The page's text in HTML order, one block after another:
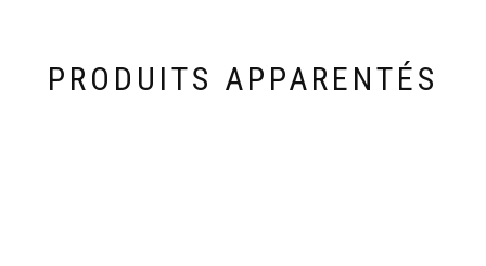
PRODUITS APPARENTÉS